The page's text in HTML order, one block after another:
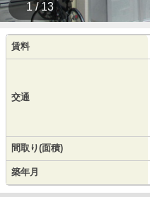
1 / 13
賃料
交通
間取り(面積)
築年月